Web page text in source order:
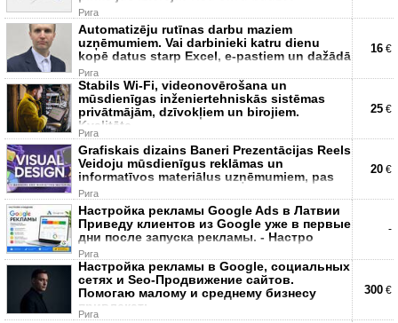
Рига
Automatizēju rutīnas darbu maziem
uzņēmumiem. Vai darbinieki katru dienu
kopē datus starp Excel, e-pastiem un dažādā
Рига
16 €
Stabils Wi-Fi, videonovērošana un
mūsdienīgas inženiertehniskās sistēmas
privātmājām, dzīvokļiem un birojiem.
Kvalitāte,
Рига
25 €
Grafiskais dizains Baneri Prezentācijas Reels
Veidoju mūsdienīgus reklāmas un
informatīvos materiālus uzņēmumiem, pas
Рига
20 €
Настройка рекламы Google Ads в Латвии
Приведу клиентов из Google уже в первые
дни после запуска рекламы. - Настро
Рига
-
Настройка рекламы в Google, социальных
сетях и Seo-Продвижение сайтов.
Помогаю малому и среднему бизнесу
привлекать
Рига
300 €